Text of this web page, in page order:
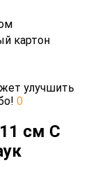
картон
улучшить
0
см С